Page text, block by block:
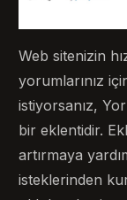
Web sitenizin
yorumlarınız
istiyorsanız,
bir eklentidir.
artırmaya
isteklerinden